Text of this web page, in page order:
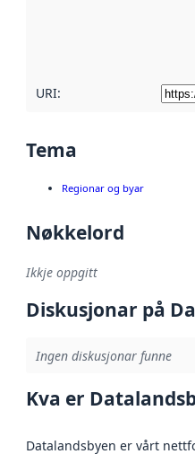
URI:
Tema
Regionar og byar
Nøkkelord
Ikkje oppgitt
Diskusjonar på
Ingen diskusjonar funne
Kva er
Datalandsbyen er vårt